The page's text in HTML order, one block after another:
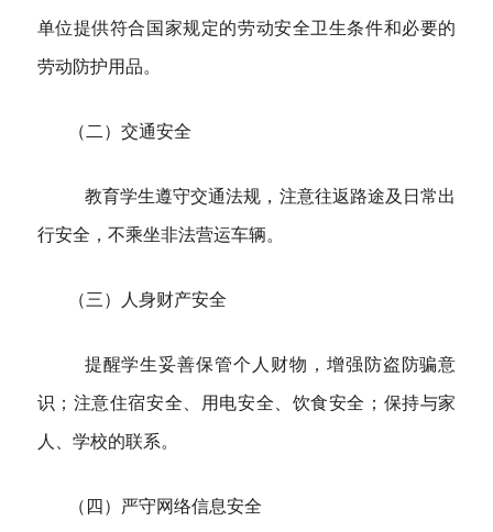
单位提供符合国家规定的劳动安全卫生条件和必要的
劳动防护用品。
（二）交通安全
教育学生遵守交通法规，注意往返路途及日常出
行安全，不乘坐非法营运车辆。
（三）人身财产安全
提醒学生妥善保管个人财物， 增强 防盗防骗意
识；注意住宿安全、用电安全、饮食安全；保持与家
人、学校的联系。
（四）严守网络信息安全